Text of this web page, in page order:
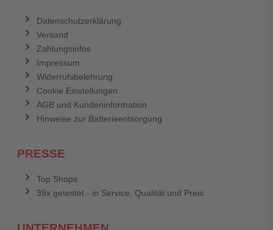
Datenschutzerklärung
Versand
Zahlungsinfos
Impressum
Widerrufsbelehrung
Cookie Einstellungen
AGB und Kundeninformation
Hinweise zur Batterieentsorgung
PRESSE
Top Shops
39x getestet - in Service, Qualität und Preis